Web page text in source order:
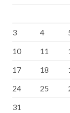
3
4
10
11
17
18
24
25
31